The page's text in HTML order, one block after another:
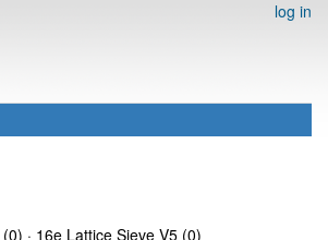
log in
(0) · 16e Lattice Sieve V5 (0)